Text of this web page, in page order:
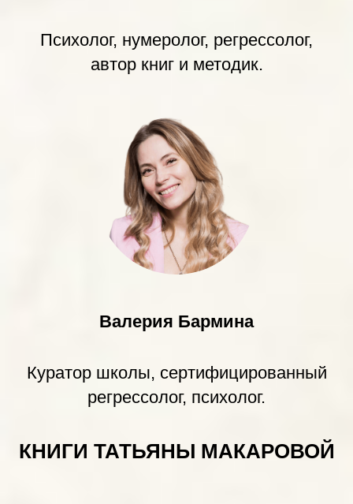
Психолог, нумеролог, регрессолог,
автор книг и методик.
Валерия Бармина
Куратор школы, сертифицированный
регрессолог, психолог.
КНИГИ ТАТЬЯНЫ МАКАРОВОЙ